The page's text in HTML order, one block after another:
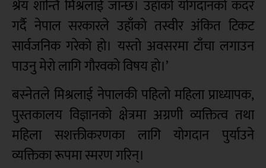
श्रेय शान्ति मिश्रलाई जान्छ। उहाँको योगदानको कदर
गर्दै नेपाल सरकारले उहाँको तस्वीर अंकित टिकट
सार्वजनिक गरेको हो। यस्तो अवसरमा टाँचा लगाउन
पाउनु मेरो लागि गौरवको विषय हो।’
बस्नेतले मिश्रलाई नेपालकी पहिलो महिला प्राध्यापक,
पुस्तकालय विज्ञानको क्षेत्रमा अग्रणी व्यक्तित्व तथा
महिला सशक्तीकरणका लागि योगदान पुर्याउने
व्यक्तिका रूपमा स्मरण गरिन्।